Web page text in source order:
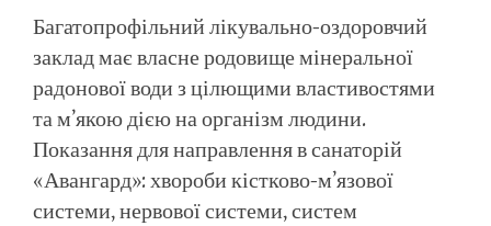
Багатопрофільний лікувально-оздоровчий
заклад має власне родовище мінеральної
радонової води з цілющими властивостями
та м’якою дією на організм людини.
Показання для направлення в санаторій
«Авангард»: хвороби кістково-м’язової
системи, нервової системи, систем